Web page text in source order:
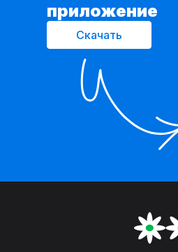
приложение
Скачать